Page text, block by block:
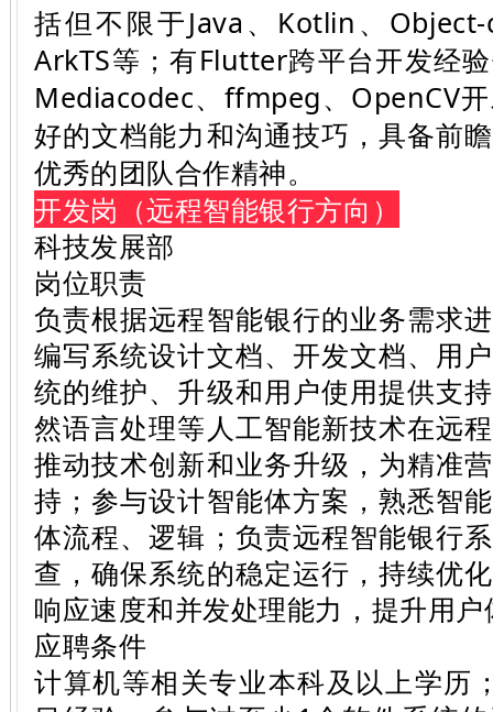
括但不限于Java、Kotlin、
ArkTS等；有Flutter跨平台开发经
Mediacodec、ffmpeg、OpenCV
好的文档能力和沟通技巧，具备前
优秀的团队合作精神。
开发岗（远程智能银行方向）
科技发展部
岗位职责
负责根据远程智能银行的业务需求
编写系统设计文档、开发文档、用
统的维护、升级和用户使用提供支
然语言处理等人工智能新技术在远
推动技术创新和业务升级，为精准
持；参与设计智能体方案，熟悉智
体流程、逻辑；负责远程智能银行
查，确保系统的稳定运行，持续优
响应速度和并发处理能力，提升用
应聘条件
计算机等相关专业本科及以上学历